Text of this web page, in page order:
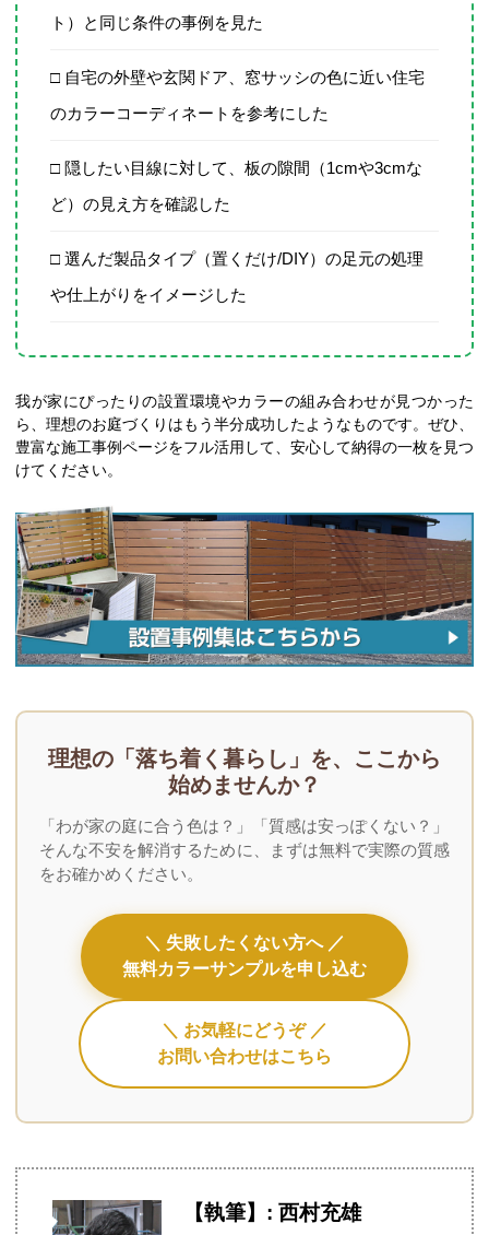
ト）と同じ条件の事例を見た
□ 自宅の外壁や玄関ドア、窓サッシの色に近い住宅
のカラーコーディネートを参考にした
□ 隠したい目線に対して、板の隙間（1cmや3cmな
ど）の見え方を確認した
□ 選んだ製品タイプ（置くだけ/DIY）の足元の処理
や仕上がりをイメージした
我が家にぴったりの設置環境やカラーの組み合わせが見つかった
ら、理想のお庭づくりはもう半分成功したようなものです。ぜひ、
豊富な施工事例ページをフル活用して、安心して納得の一枚を見つ
けてください。
理想の「落ち着く暮らし」を、ここから
始めませんか？
「わが家の庭に合う色は？」「質感は安っぽくない？」
そんな不安を解消するために、まずは無料で実際の質感
をお確かめください。
＼ 失敗したくない方へ ／
無料カラーサンプルを申し込む
＼ お気軽にどうぞ ／
お問い合わせはこちら
【執筆】: 西村充雄